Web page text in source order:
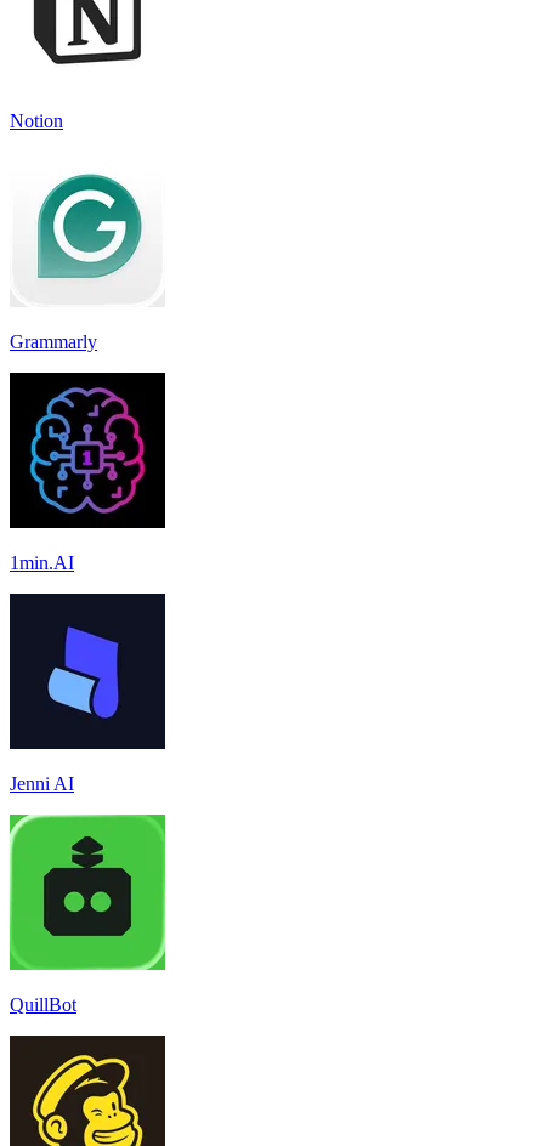
Notion
Grammarly
1min.AI
Jenni AI
QuillBot